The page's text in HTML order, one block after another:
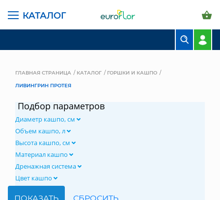
КАТАЛОГ
СВАДЕБНАЯ ФЛОРИСТИКА
ГЛАВНАЯ СТРАНИЦА КАТАЛОГ
ГОРШКИ И КАШПО
ЛИВИНГРИН ПРОТЕЯ
Подбор параметров
Диаметр кашпо, см
Объем кашпо, л
Высота кашпо, см
Материал кашпо
Дренажная система
Цвет кашпо